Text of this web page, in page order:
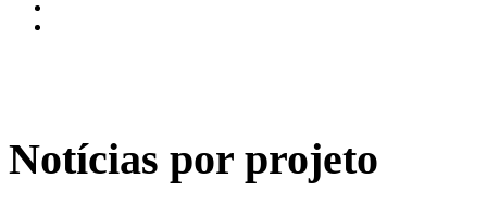
Notícias por projeto